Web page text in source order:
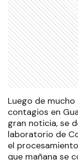
Luego de
contagios en
gran noticia, se
laboratorio de
el
que mañana se